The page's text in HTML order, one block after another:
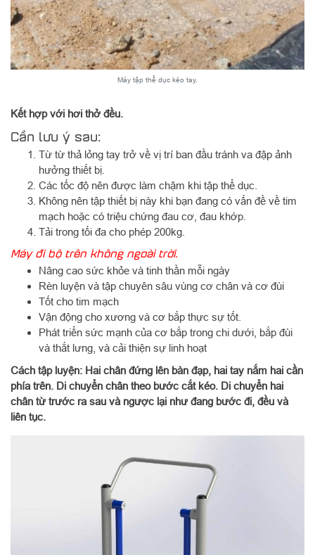
Máy tập thể dục kéo tay.
Kết hợp với hơi thở đều.
Cần lưu ý sau:
Từ từ thả lỏng tay trở về vị trí ban đầu tránh va đập ảnh
hưởng thiết bị.
Các tốc độ nên được làm chậm khi tập thể dục.
Không nên tập thiết bị này khi bạn đang có vấn đề về tim
mạch hoặc có triệu chứng đau cơ, đau khớp.
Tải trong tối đa cho phép 200kg.
Máy đi bộ trên không ngoài trời.
Nâng cao sức khỏe và tinh thần mỗi ngày
Rèn luyện và tập chuyên sâu vùng cơ chân và cơ đùi
Tốt cho tim mạch
Vận động cho xương và cơ bắp thực sự tốt.
Phát triển sức mạnh của cơ bắp trong chi dưới, bắp đùi
và thắt lưng, và cải thiện sự linh hoạt
Cách tập luyện: Hai chân đứng lên bàn đạp, hai tay nắm hai cần
phía trên. Di chuyển chân theo bước cắt kéo. Di chuyển hai
chân từ trước ra sau và ngược lại như đang bước đi, đều và
liên tục.